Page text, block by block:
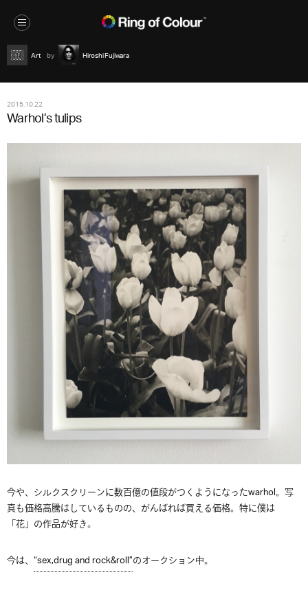
Art Hiroshi Fujiwara
2015.10.22
Warhol’s tulips
今や、シルクスクリーンに数百億の値段がつくようになったwarhol。写
真も価格高騰はしているものの、がんばれば買える価格。特に僕は
「花」の作品が好き。
今は、 “sex,drug and rock&roll”のオークション中。